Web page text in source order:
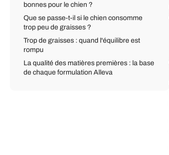
bonnes pour le chien ?
Que se passe-t-il si le chien consomme
trop peu de graisses ?
Trop de graisses : quand l'équilibre est
rompu
La qualité des matières premières : la base
de chaque formulation Alleva